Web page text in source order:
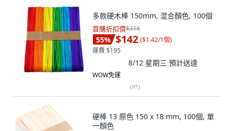
多款硬木棒 150mm, 混合顏色, 100個
首購折扣價$316
55% $142 ($1.42/1個)
運費 $195
8/12 星期三 預計送達
WOW免運
(97)
硬棒 13 原色 150 x 18 mm, 100個, 單
一顏色